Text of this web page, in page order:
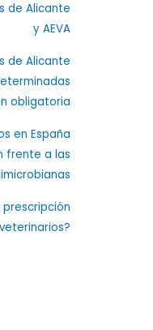
de Alicante
y AEVA
de Alicante
obligatoria
en España
frente a las